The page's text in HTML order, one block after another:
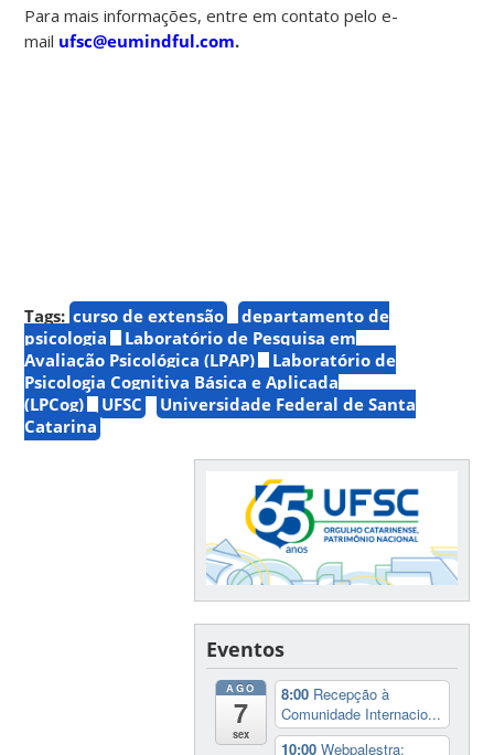
Para mais informações, entre em contato pelo e-
mail ufsc@eumindful.com.
Tags: curso de extensão
departamento de
psicologia
Laboratório de Pesquisa em
Avaliação Psicológica (LPAP)
Laboratório de
Psicologia Cognitiva Básica e Aplicada
(LPCog)
UFSC
Universidade Federal de Santa
Catarina
Eventos
AGO
7
sex
8:00 Recepção à
Comunidade Internacio...
10:00Webpalestra: